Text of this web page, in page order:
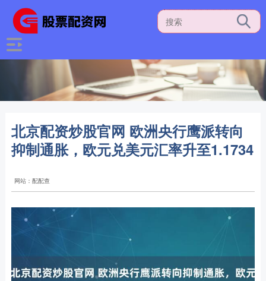
北京配资炒股官网 欧洲央行鹰派转向
抑制通胀，欧元兑美元汇率升至1.1734
网站：配配查